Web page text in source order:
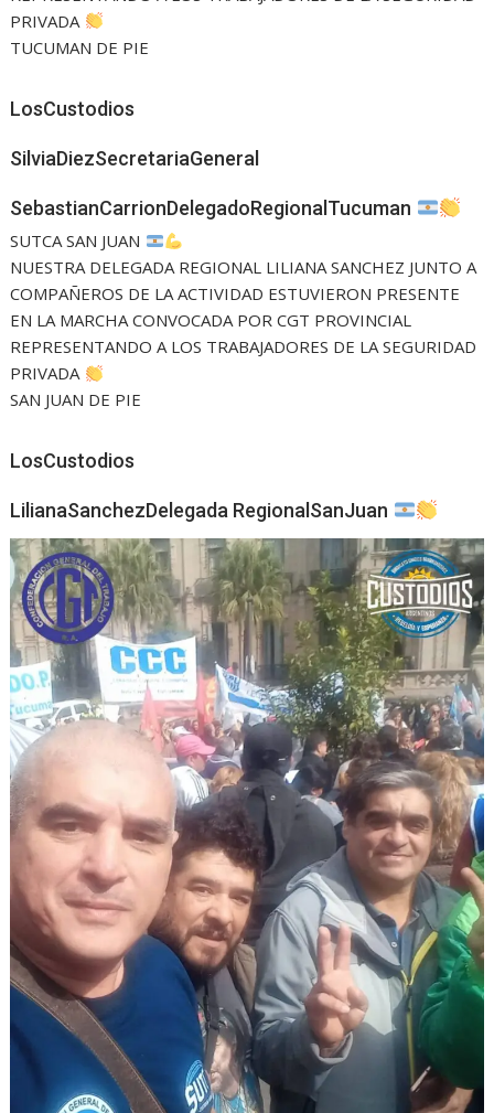
PRIVADA
TUCUMAN DE PIE
LosCustodios
SilviaDiezSecretariaGeneral
SebastianCarrionDelegadoRegionalTucuman
SUTCA SAN JUAN
NUESTRA DELEGADA REGIONAL LILIANA SANCHEZ JUNTO A
COMPAÑEROS DE LA ACTIVIDAD ESTUVIERON PRESENTE
EN LA MARCHA CONVOCADA POR CGT PROVINCIAL
REPRESENTANDO A LOS TRABAJADORES DE LA SEGURIDAD
PRIVADA
SAN JUAN DE PIE
LosCustodios
LilianaSanchezDelegada RegionalSanJuan